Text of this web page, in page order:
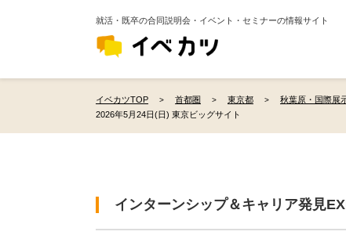
就活・既卒の合同説明会・イベント・セミナーの情報サイト
イベカツTOP 首都圏 東京都 秋葉原・国際展
2026年5月24日(日) 東京ビッグサイト
インターンシップ＆キャリア発見